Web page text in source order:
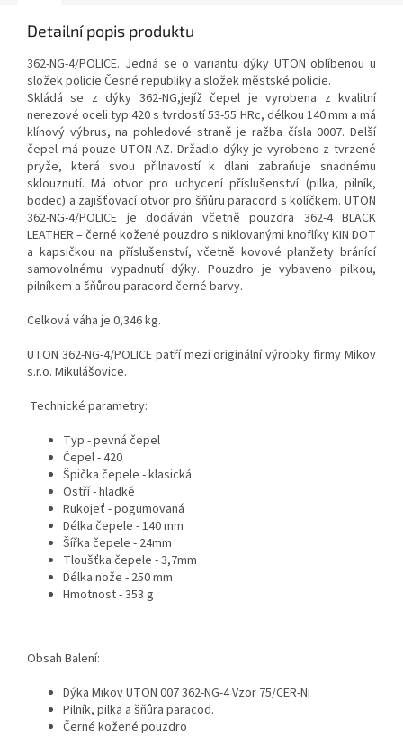
Detailní popis produktu
362-NG-4/POLICE. Jedná se o variantu dýky UTON oblíbenou u
složek policie Česné republiky a složek městské policie.
Skládá se z dýky 362-NG,jejíž čepel je vyrobena z kvalitní
nerezové oceli typ 420 s tvrdostí 53-55 HRc, délkou 140 mm a má
klínový výbrus, na pohledové straně je ražba čísla 0007. Delší
čepel má pouze UTON AZ. Držadlo dýky je vyrobeno z tvrzené
pryže, která svou přilnavostí k dlani zabraňuje snadnému
sklouznutí. Má otvor pro uchycení příslušenství (pilka, pilník,
bodec) a zajišťovací otvor pro šňůru paracord s kolíčkem. UTON
362-NG-4/POLICE je dodáván včetně pouzdra 362-4 BLACK
LEATHER – černé kožené pouzdro s niklovanými knoflíky KIN DOT
a kapsičkou na příslušenství, včetně kovové planžety bránící
samovolnému vypadnutí dýky. Pouzdro je vybaveno pilkou,
pilníkem a šňůrou paracord černé barvy.
Celková váha je 0,346 kg.
UTON 362-NG-4/POLICE patří mezi originální výrobky firmy Mikov
s.r.o. Mikulášovice.
Technické parametry:
Typ - pevná čepel
Čepel - 420
Špička čepele - klasická
Ostří - hladké
Rukojeť - pogumovaná
Délka čepele - 140 mm
Šířka čepele - 24mm
Tloušťka čepele - 3,7mm
Délka nože - 250 mm
Hmotnost - 353 g
Obsah Balení:
Dýka Mikov UTON 007 362-NG-4 Vzor 75/CER-Ni
Pilník, pilka a šňůra paracod.
Černé kožené pouzdro